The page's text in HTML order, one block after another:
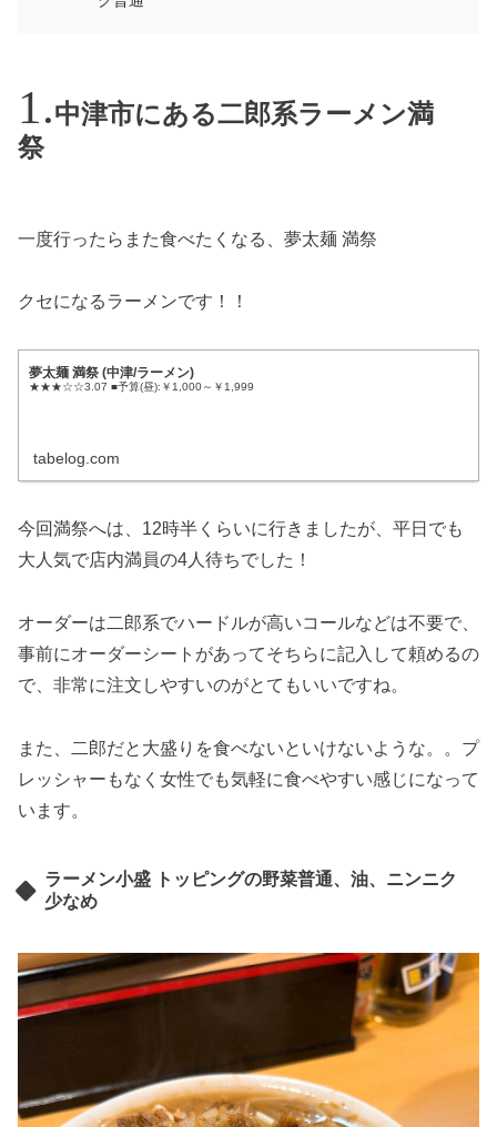
中津市にある二郎系ラーメン満
祭
一度行ったらまた食べたくなる、夢太麺 満祭
クセになるラーメンです！！
夢太麺 満祭 (中津/ラーメン)
★★★☆☆3.07 ■予算(昼):￥1,000～￥1,999
tabelog.com
今回満祭へは、12時半くらいに行きましたが、平日でも
大人気で店内満員の4人待ちでした！
オーダーは二郎系でハードルが高いコールなどは不要で、
事前にオーダーシートがあってそちらに記入して頼めるの
で、非常に注文しやすいのがとてもいいですね。
また、二郎だと大盛りを食べないといけないような。。プ
レッシャーもなく女性でも気軽に食べやすい感じになって
います。
ラーメン小盛 トッピングの野菜普通、油、ニンニク
少なめ